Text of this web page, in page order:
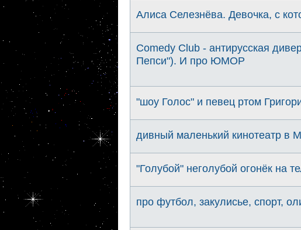
Алиса Селезнёва. Девочка, с
Comedy Club - антирусская
Пепси"). И про ЮМОР
"шоу Голос" и певец ртом
дивный маленький кинотеатр в
"Голубой" неголубой огонёк на
про футбол, закулисье, спорт,